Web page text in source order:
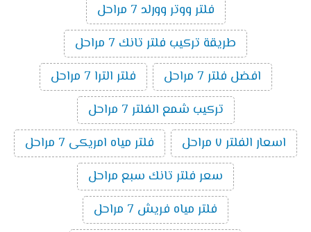
فلتر ووتر وورلد 7 مراحل
طريقة تركيب فلتر تانك 7 مراحل
افضل فلتر 7 مراحل
فلتر الترا 7 مراحل
تركيب شمع الفلتر 7 مراحل
اسعار الفلتر ٧ مراحل
فلتر مياه امريكى 7 مراحل
سعر فلتر تانك سبع مراحل
فلتر مياه فريش 7 مراحل